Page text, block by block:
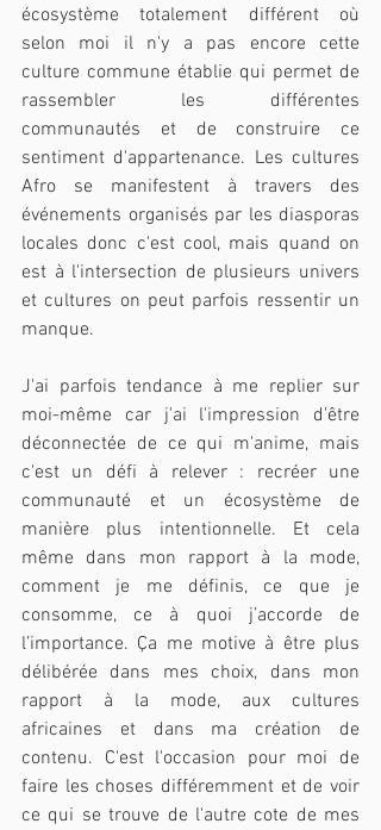
écosystème totalement différent où
selon moi il n'y a pas encore cette
culture commune établie qui permet de
rassembler les différentes
communautés et de construire ce
sentiment d'appartenance. Les cultures
Afro se manifestent à travers des
événements organisés par les diasporas
locales donc c'est cool, mais quand on
est à l'intersection de plusieurs univers
et cultures on peut parfois ressentir un
manque.
J'ai parfois tendance à me replier sur
moi-même car j'ai l'impression d'être
déconnectée de ce qui m'anime, mais
c'est un défi à relever : recréer une
communauté et un écosystème de
manière plus intentionnelle. Et cela
même dans mon rapport à la mode,
comment je me définis, ce que je
consomme, ce à quoi j’accorde de
l’importance. Ça me motive à être plus
délibérée dans mes choix, dans mon
rapport à la mode, aux cultures
africaines et dans ma création de
contenu. C'est l'occasion pour moi de
faire les choses différemment et de voir
ce qui se trouve de l'autre cote de mes